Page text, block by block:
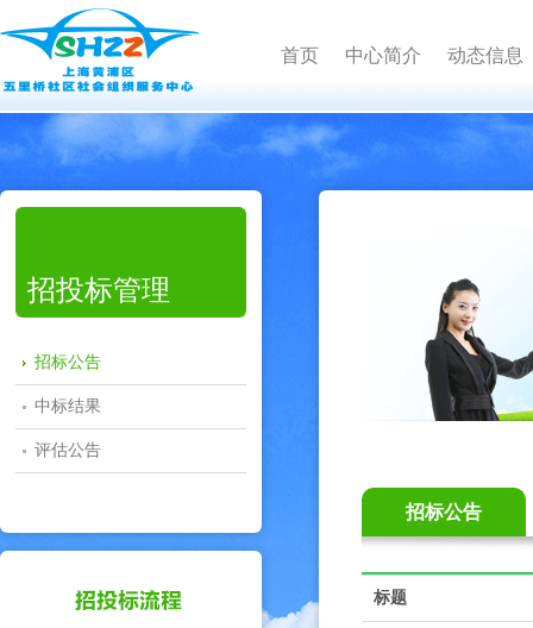
首页 中心简介 动态信息
招投标管理
招标公告
中标结果
评估公告
招标公告
标题